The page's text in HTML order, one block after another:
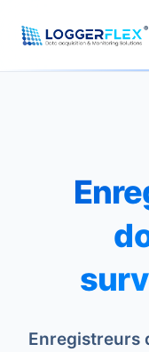
®
Enregistreurs